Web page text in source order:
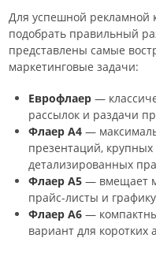
Для успешной рекламной
подобрать правильный
представлены самые
маркетинговые задачи:
Еврофлаер —
рассылок и раздачи
Флаер А4 —
презентаций,
детализированных
Флаер А5 — вмещает
прайс-листы и
Флаер А6 —
вариант для коротких